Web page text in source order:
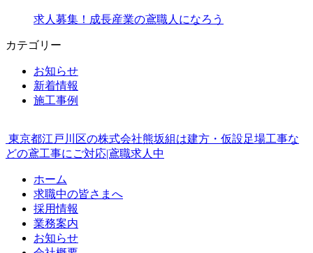
求人募集！成長産業の鳶職人になろう
カテゴリー
お知らせ
新着情報
施工事例
東京都江戸川区の株式会社熊坂組は建方・仮設足場工事な
どの鳶工事にご対応|鳶職求人中
ホーム
求職中の皆さまへ
採用情報
業務案内
お知らせ